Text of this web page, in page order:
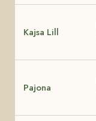
Kajsa Lill
Pajona